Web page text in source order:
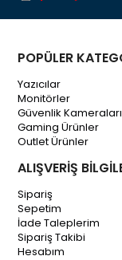
POPÜLER
Yazıcılar
Monitörler
Güvenlik Kameraları
Gaming Ürünler
Outlet Ürünler
ALIŞVERİŞ
Sipariş
Sepetim
İade Taleplerim
Sipariş Takibi
Hesabım